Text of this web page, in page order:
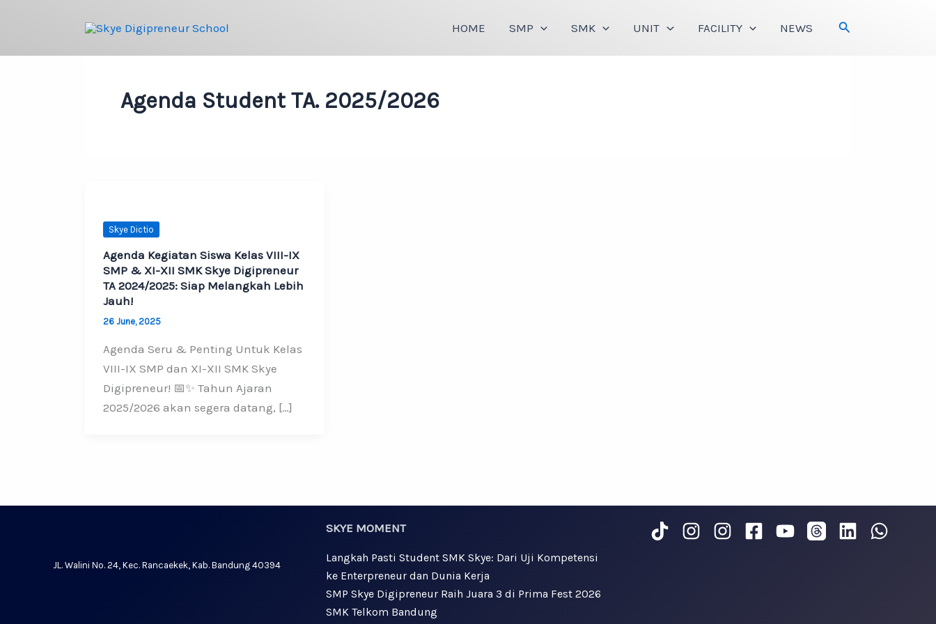
HOME SMP SMK UNIT FACILITY NEWS Search
Agenda Student TA. 2025/2026
Skye Dictio
Agenda Kegiatan Siswa Kelas VIII-IX
SMP & XI-XII SMK Skye Digipreneur
TA 2024/2025: Siap Melangkah Lebih
Jauh!
26 June, 2025
Agenda Seru & Penting Untuk Kelas
VIII-IX SMP dan XI-XII SMK Skye
Digipreneur! 📅✨ Tahun Ajaran
2025/2026 akan segera datang, […]
JL. Walini No. 24, Kec. Rancaekek, Kab. Bandung 40394
SKYE MOMENT
Langkah Pasti Student SMK Skye: Dari Uji Kompetensi
ke Enterpreneur dan Dunia Kerja
SMP Skye Digipreneur Raih Juara 3 di Prima Fest 2026
SMK Telkom Bandung